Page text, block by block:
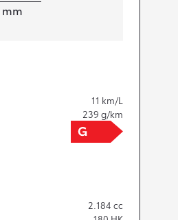
mm
11 km/L
239 g/km
2.184 cc